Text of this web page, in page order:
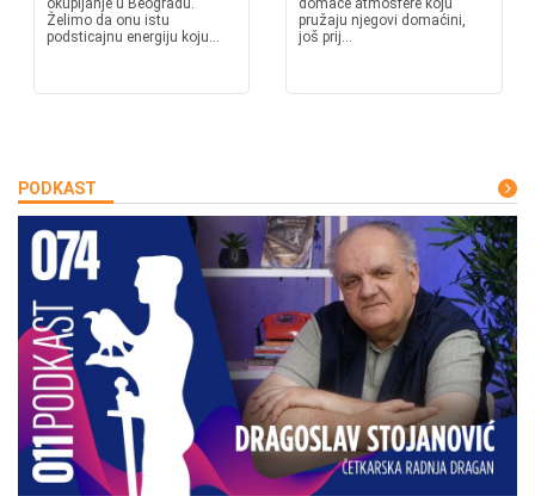
okupljanje u Beogradu.
Želimo da onu istu
podsticajnu energiju koju...
domaće atmosfere koju
pružaju njegovi domaćini,
još prij...
PODKAST